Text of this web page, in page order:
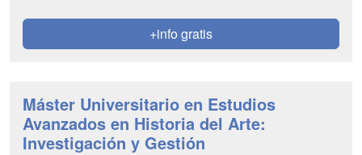
+info gratis
Máster Universitario en Estudios
Avanzados en Historia del Arte:
Investigación y Gestión